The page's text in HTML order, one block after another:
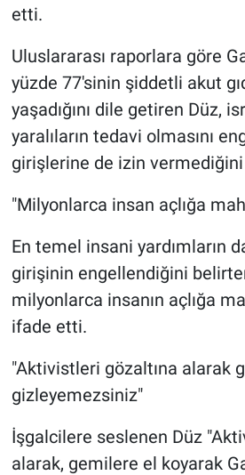
etti.
Uluslararası raporlara göre
yüzde 77'sinin şiddetli akut
yaşadığını dile getiren Düz,
yaralıların tedavi olmasını
girişlerine de izin
"Milyonlarca insan açlığa
En temel insani yardımların
girişinin engellendiğini
milyonlarca insanın açlığa
ifade etti.
"Aktivistleri gözaltına alarak
gizleyemezsiniz"
İşgalcilere seslenen Düz
alarak, gemilere el koyarak